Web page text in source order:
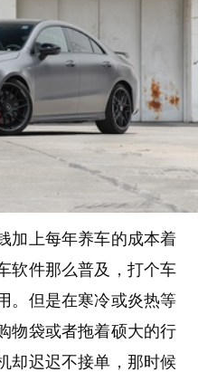
加上每年养车的成本着
软件那么普及，打个车
。但是在寒冷或炎热等
物袋或者拖着硕大的行
却迟迟不接单，那时候